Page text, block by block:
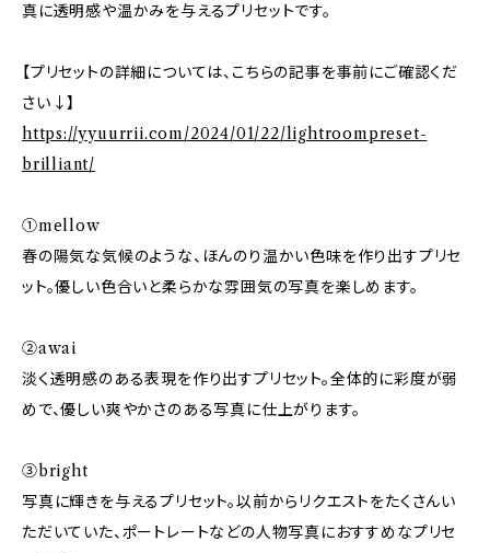
真に透明感や温かみを与えるプリセットです。
【プリセットの詳細については、こちらの記事を事前にご確認くだ
さい↓】
https://yyuurrii.com/2024/01/22/lightroompreset-
brilliant/
①mellow
春の陽気な気候のような、ほんのり温かい色味を作り出すプリセ
ット。優しい色合いと柔らかな雰囲気の写真を楽しめます。
②awai
淡く透明感のある表現を作り出すプリセット。全体的に彩度が弱
めで、優しい爽やかさのある写真に仕上がります。
③bright
写真に輝きを与えるプリセット。以前からリクエストをたくさんい
ただいていた、ポートレートなどの人物写真におすすめなプリセ